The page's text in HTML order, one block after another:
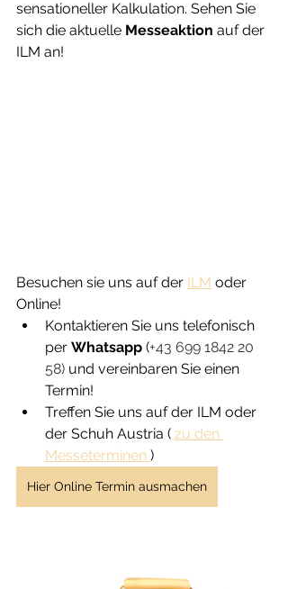
sensationeller Kalkulation. Sehen Sie
sich die aktuelle Messeaktion auf der
ILM an!
Besuchen sie uns auf der ILM oder
Online!
Kontaktieren Sie uns telefonisch
per Whatsapp (+43 699 1842 20
58) und vereinbaren Sie einen
Termin!
Treffen Sie uns auf der ILM oder
der Schuh Austria ( zu den
Messeterminen )
Hier Online Termin ausmachen